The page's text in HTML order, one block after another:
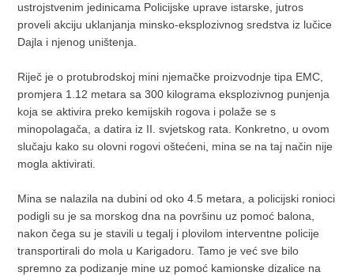
ustrojstvenim jedinicama Policijske uprave istarske, jutros
proveli akciju uklanjanja minsko-eksplozivnog sredstva iz lučice
Dajla i njenog uništenja.
Riječ je o protubrodskoj mini njemačke proizvodnje tipa EMC,
promjera 1.12 metara sa 300 kilograma eksplozivnog punjenja
koja se aktivira preko kemijskih rogova i polaže se s
minopolagača, a datira iz II. svjetskog rata. Konkretno, u ovom
slučaju kako su olovni rogovi oštećeni, mina se na taj način nije
mogla aktivirati.
Mina se nalazila na dubini od oko 4.5 metara, a policijski ronioci
podigli su je sa morskog dna na površinu uz pomoć balona,
nakon čega su je stavili u tegalj i plovilom interventne policije
transportirali do mola u Karigadoru. Tamo je već sve bilo
spremno za podizanje mine uz pomoć kamionske dizalice na